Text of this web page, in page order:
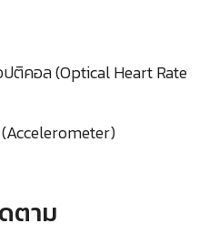
ติคอล (Optical Heart Rate
ตาม